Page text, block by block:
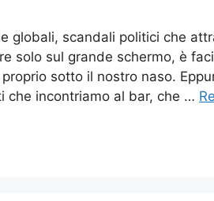
globali, scandali politici che
solo sul grande schermo, è
sotto il nostro naso.
che incontriamo al bar, che …